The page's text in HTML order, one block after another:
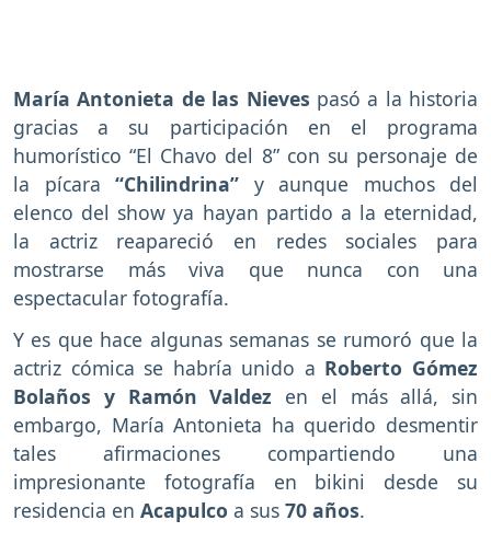
María Antonieta de las Nieves pasó a la historia
gracias a su participación en el programa
humorístico “El Chavo del 8” con su personaje de
la pícara “Chilindrina” y aunque muchos del
elenco del show ya hayan partido a la eternidad,
la actriz reapareció en redes sociales para
mostrarse más viva que nunca con una
espectacular fotografía.
Y es que hace algunas semanas se rumoró que la
actriz cómica se habría unido a Roberto Gómez
Bolaños y Ramón Valdez en el más allá, sin
embargo, María Antonieta ha querido desmentir
tales afirmaciones compartiendo una
impresionante fotografía en bikini desde su
residencia en Acapulco a sus 70 años.